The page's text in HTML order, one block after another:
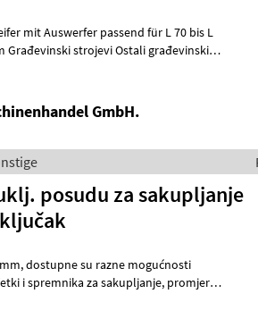
mit Auswerfer passend für L 70 bis L
GmbH.
posudu za sakupljanje